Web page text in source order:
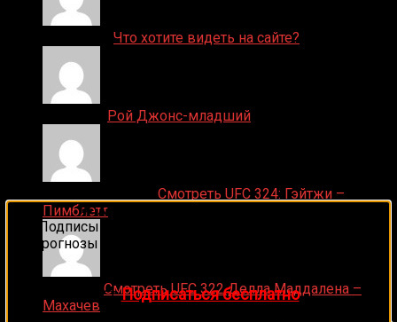
Что хотите видеть на сайте?
Рой Джонс-младший
Смотреть UFC 324: Гэйтжи –
Пимблетт
Смотреть UFC 322 Делла Маддалена –
Махачев
🔥 Хочешь зарабатывать на спорте?
Подписывайся на наш Telegram-канал
прогнозы на единоборства и другие виды спорта
👉Подписаться бесплатно